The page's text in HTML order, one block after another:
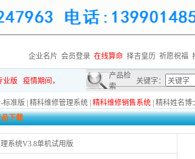
企业名片 会员登录 在线算命 择吉皇历 祈愿祝福
疫情期间，货物运输可能会延迟 买软件送软件活动开始
产品检
索
关键字：
标准版 精科维修管理系统| 精科维修销售系统| 精科姓名博
下载
系统V3.8单机试用版